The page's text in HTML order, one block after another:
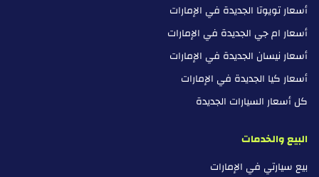
أسعار تويوتا الجديدة في الإمارات
أسعار ام جي الجديدة في الإمارات
أسعار نيسان الجديدة في الإمارات
أسعار كيا الجديدة في الإمارات
كل أسعار السيارات الجديدة
البيع والخدمات
بيع سيارتي في الإمارات